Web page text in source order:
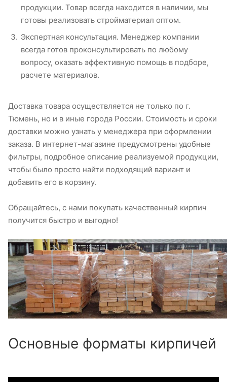
продукции. Товар всегда находится в наличии, мы
готовы реализовать стройматериал оптом.
Экспертная консультация. Менеджер компании
всегда готов проконсультировать по любому
вопросу, оказать эффективную помощь в подборе,
расчете материалов.
Доставка товара осуществляется не только по г.
Тюмень, но и в иные города России. Стоимость и сроки
доставки можно узнать у менеджера при оформлении
заказа. В интернет-магазине предусмотрены удобные
фильтры, подробное описание реализуемой продукции,
чтобы было просто найти подходящий вариант и
добавить его в корзину.
Обращайтесь, с нами покупать качественный кирпич
получится быстро и выгодно!
Основные форматы кирпичей